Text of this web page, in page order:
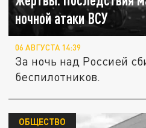
ночной атаки ВСУ
06 АВГУСТА 14:39
За ночь над Россией
беспилотников.
ОБЩЕСТВО